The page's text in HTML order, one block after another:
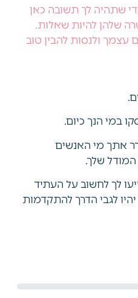
שתהיה לך תשובה כאן
שלהן להיות שאלות.
עצמך ולנסות להבין טוב
במי הנך כיום.
אתך מי האנשים
שלך.
לך לחשוב על העתיד
לגבי הדרך להתקדמות